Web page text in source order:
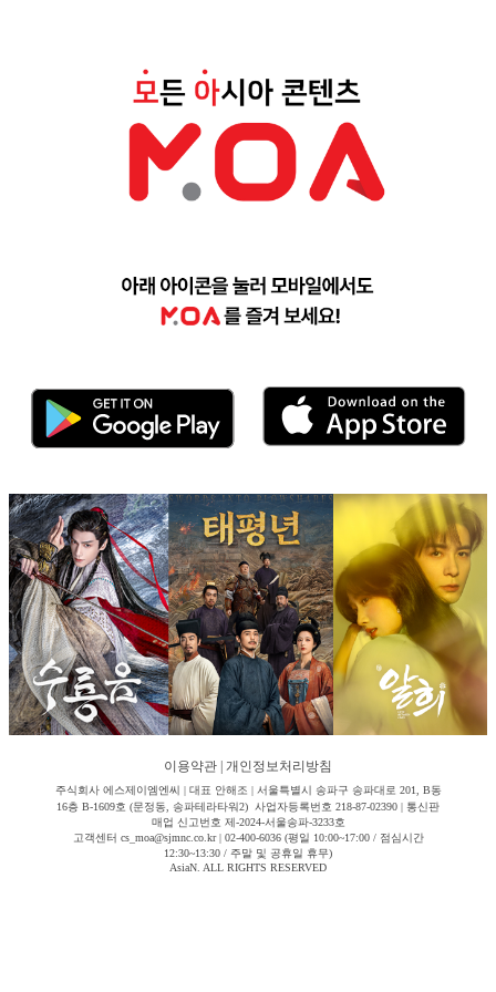
이용약관 개인정보처리방침
주식회사 에스제이엠엔씨 | 대표 안해조 | 서울특별시 송파구 송파대로 201, B동
16층 B-1609호 (문정동, 송파테라타워2) 사업자등록번호 218-87-02390 | 통신판
매업 신고번호 제-2024-서울송파-3233호
고객센터 cs_moa@sjmnc.co.kr | 02-400-6036 (평일 10:00~17:00 / 점심시간
12:30~13:30 / 주말 및 공휴일 휴무)
AsiaN. ALL RIGHTS RESERVED